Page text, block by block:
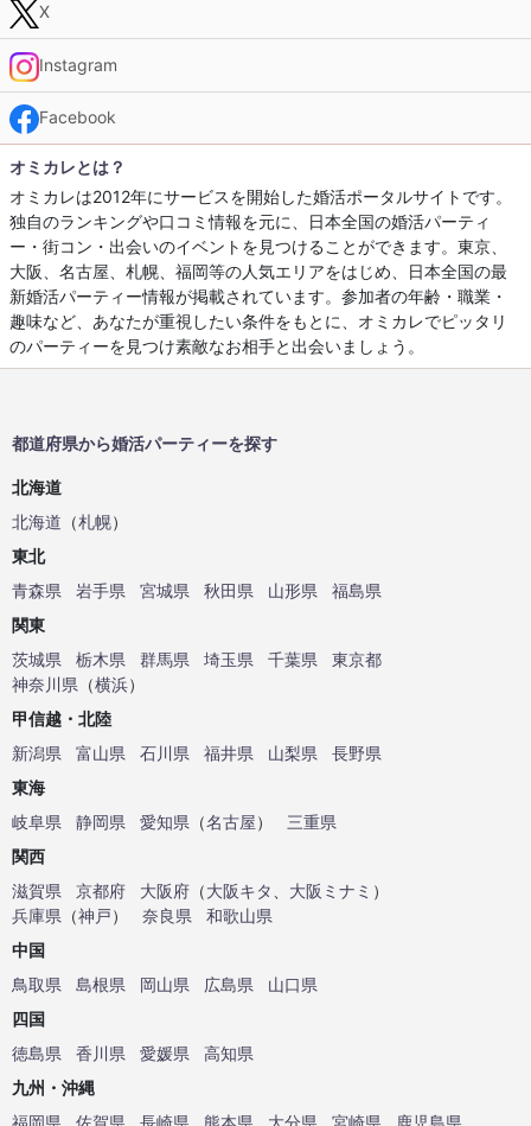
X
Instagram
Facebook
オミカレとは？
オミカレは2012年にサービスを開始した婚活ポータルサイトです。
独自のランキングや口コミ情報を元に、日本全国の婚活パーティ
ー・街コン・出会いのイベントを見つけることができます。東京、
大阪、名古屋、札幌、福岡等の人気エリアをはじめ、日本全国の最
新婚活パーティー情報が掲載されています。参加者の年齢・職業・
趣味など、あなたが重視したい条件をもとに、オミカレでピッタリ
のパーティーを見つけ素敵なお相手と出会いましょう。
都道府県から婚活パーティーを探す
北海道
北海道 （札幌）
東北
青森県
岩手県 宮城県 秋田県 山形県
福島県
関東
茨城県
栃木県 群馬県 埼玉県 千葉県
東京都
神奈川県 （横浜）
甲信越・北陸
新潟県
富山県 石川県 福井県 山梨県
長野県
東海
岐阜県
静岡県 愛知県 （名古屋）
三重県
関西
滋賀県
京都府 大阪府 （大阪キタ 大阪ミナミ ）
兵庫県 （神戸） 奈良県
和歌山県
中国
鳥取県
島根県 岡山県 広島県
山口県
四国
徳島県
香川県 愛媛県
高知県
九州・沖縄
福岡県
佐賀県 長崎県 熊本県 大分県 宮崎県 鹿児島県